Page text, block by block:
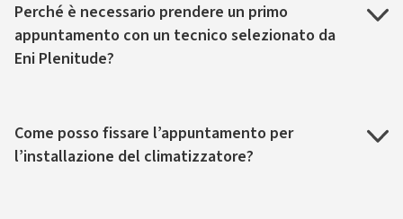
Perché è necessario prendere un primo
appuntamento con un tecnico selezionato da
Eni Plenitude?
Come posso fissare l’appuntamento per
l’installazione del climatizzatore?